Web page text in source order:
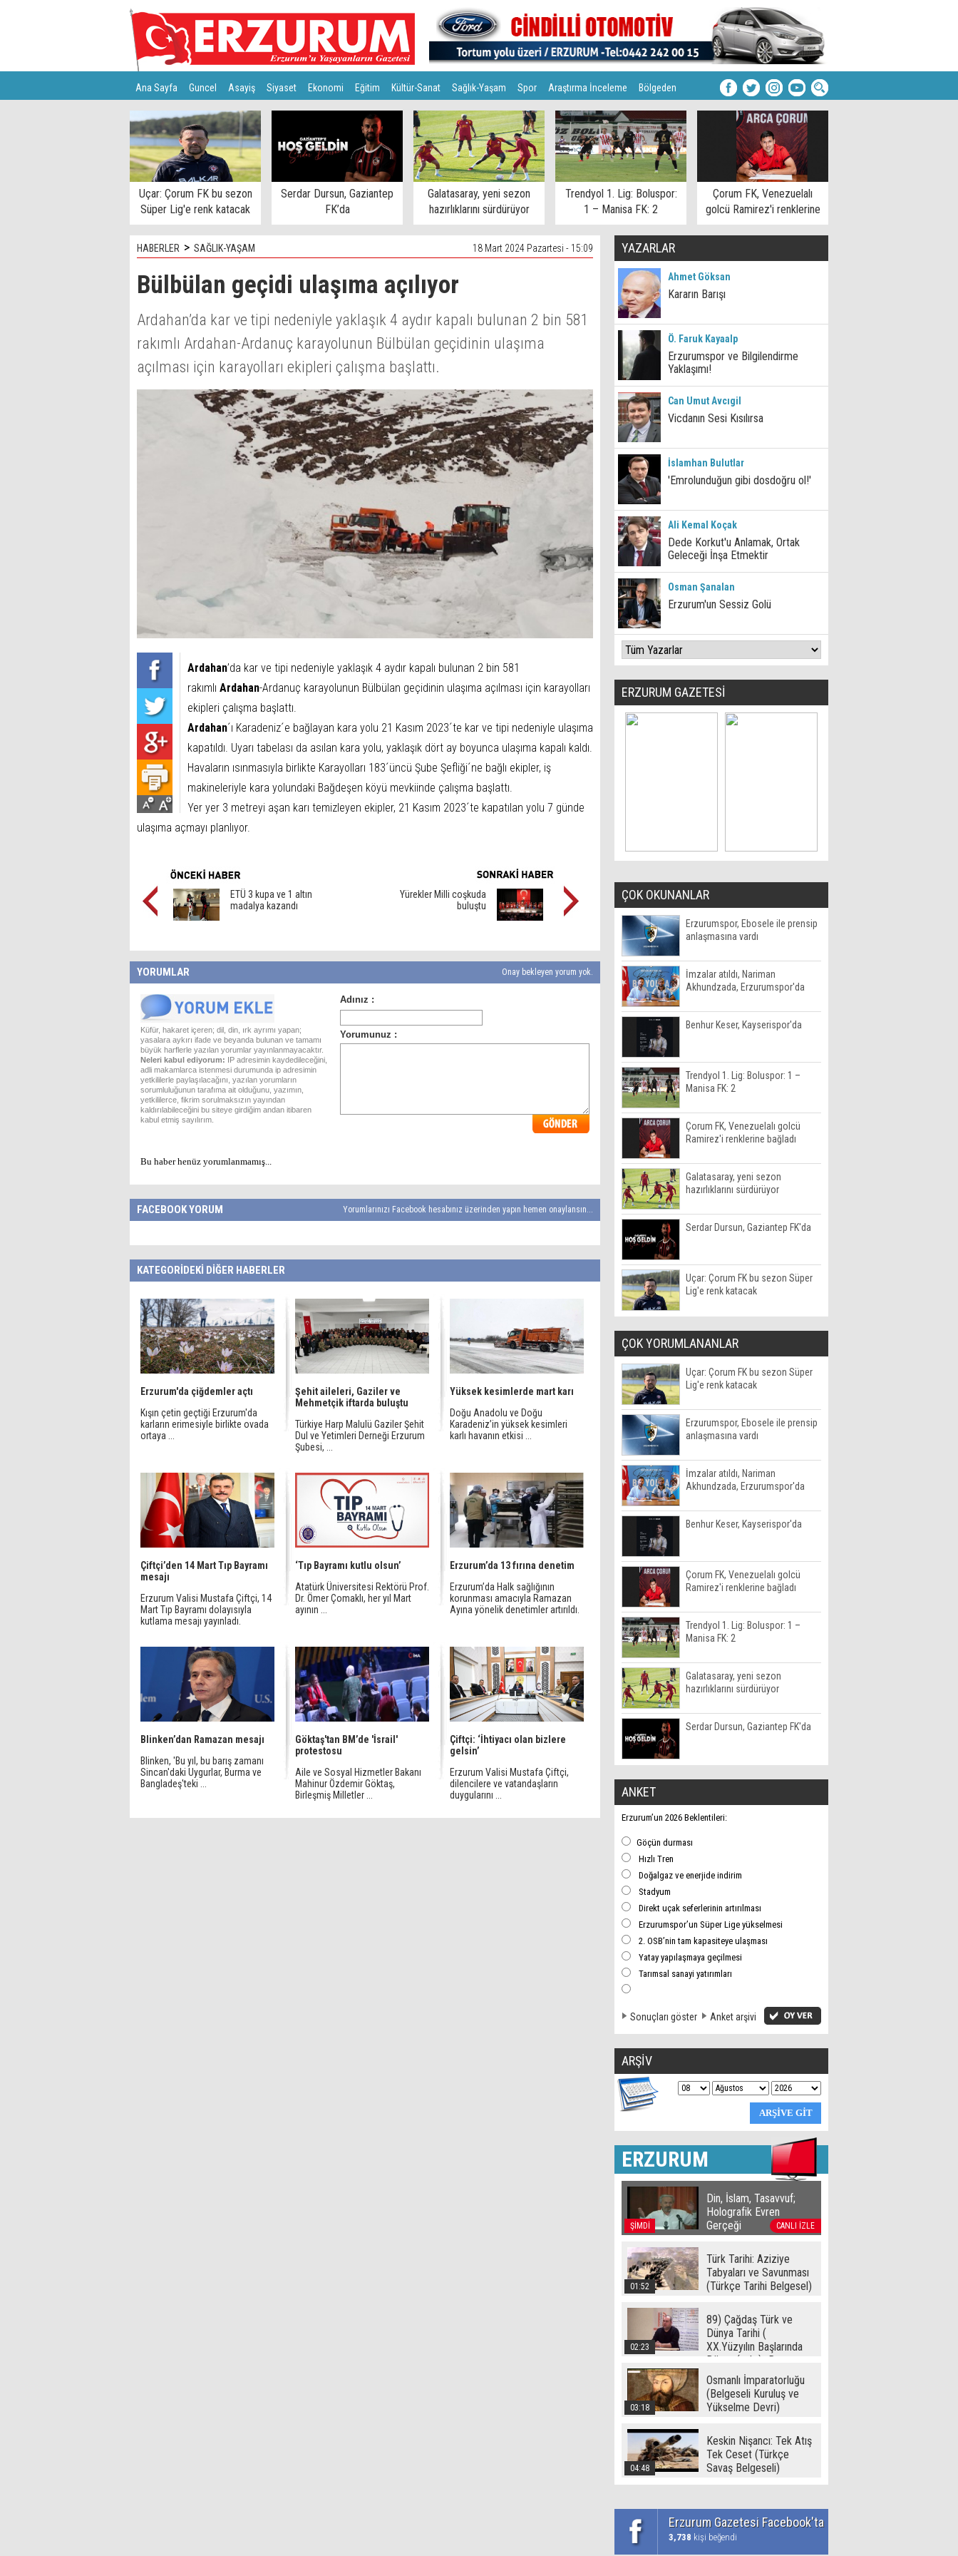
Ana Sayfa Guncel Asayiş Siyaset Ekonomi Eğitim Kültür-Sanat Sağlık-Yaşam Spor Araştırma İnceleme Bölgeden
Türkiye Teknoloji
Uçar: Çorum FK bu sezon
Süper Lig'e renk katacak
Serdar Dursun, Gaziantep
FK’da
Galatasaray, yeni sezon
hazırlıklarını sürdürüyor
Trendyol 1. Lig: Boluspor:
1 – Manisa FK: 2
Çorum FK, Venezuelalı
golcü Ramirez'i renklerine
bağladı
HABERLER > SAĞLIK-YAŞAM 18 Mart 2024 Pazartesi - 15:09
Bülbülan geçidi ulaşıma açılıyor
Ardahan’da kar ve tipi nedeniyle yaklaşık 4 aydır kapalı bulunan 2 bin 581
rakımlı Ardahan-Ardanuç karayolunun Bülbülan geçidinin ulaşıma
açılması için karayolları ekipleri çalışma başlattı.
Ardahan’da kar ve tipi nedeniyle yaklaşık 4 aydır kapalı bulunan 2 bin 581
rakımlı Ardahan-Ardanuç karayolunun Bülbülan geçidinin ulaşıma açılması için karayolları
ekipleri çalışma başlattı.
Ardahan´ı Karadeniz´e bağlayan kara yolu 21 Kasım 2023´te kar ve tipi nedeniyle ulaşıma
kapatıldı. Uyarı tabelası da asılan kara yolu, yaklaşık dört ay boyunca ulaşıma kapalı kaldı.
Havaların ısınmasıyla birlikte Karayolları 183´üncü Şube Şefliği´ne bağlı ekipler, iş
makineleriyle kara yolundaki Bağdeşen köyü mevkiinde çalışma başlattı.
Yer yer 3 metreyi aşan karı temizleyen ekipler, 21 Kasım 2023´te kapatılan yolu 7 günde
ulaşıma açmayı planlıyor.
ETÜ 3 kupa ve 1 altın
madalya kazandı
Yürekler Milli coşkuda
buluştu
YORUMLAR Onay bekleyen yorum yok.
Küfür, hakaret içeren; dil, din, ırk ayrımı yapan;
yasalara aykırı ifade ve beyanda bulunan ve tamamı
büyük harflerle yazılan yorumlar yayınlanmayacaktır.
Neleri kabul ediyorum: IP adresimin kaydedileceğini,
adli makamlarca istenmesi durumunda ip adresimin
yetkililerle paylaşılacağını, yazılan yorumların
sorumluluğunun tarafıma ait olduğunu, yazımın,
yetkililerce, fikrim sorulmaksızın yayından
kaldırılabileceğini bu siteye girdiğim andan itibaren
kabul etmiş sayılırım.
Bu haber henüz yorumlanmamış...
FACEBOOK YORUM Yorumlarınızı Facebook hesabınız üzerinden yapın hemen onaylansın...
KATEGORİDEKİ DİĞER HABERLER
Erzurum'da çiğdemler açtı
Kışın çetin geçtiği Erzurum'da
karların erimesiyle birlikte ovada
ortaya ...
Şehit aileleri, Gaziler ve
Mehmetçik iftarda buluştu
Türkiye Harp Malulü Gaziler Şehit
Dul ve Yetimleri Derneği Erzurum
Şubesi, ...
Yüksek kesimlerde mart karı
Doğu Anadolu ve Doğu
Karadeniz’in yüksek kesimleri
karlı havanın etkisi ...
Çiftçi’den 14 Mart Tıp Bayramı
mesajı
Erzurum Valisi Mustafa Çiftçi, 14
Mart Tıp Bayramı dolayısıyla
kutlama mesajı yayınladı.
‘Tıp Bayramı kutlu olsun’
Atatürk Üniversitesi Rektörü Prof.
Dr. Ömer Çomaklı, her yıl Mart
ayının ...
Erzurum’da 13 fırına denetim
Erzurum’da Halk sağlığının
korunması amacıyla Ramazan
Ayına yönelik denetimler artırıldı.
Blinken’dan Ramazan mesajı
Blinken, 'Bu yıl, bu barış zamanı
Sincan'daki Uygurlar, Burma ve
Bangladeş'teki ...
Göktaş'tan BM’de 'İsrail'
protestosu
Aile ve Sosyal Hizmetler Bakanı
Mahinur Özdemir Göktaş,
Birleşmiş Milletler ...
Çiftçi: ‘İhtiyacı olan bizlere
gelsin’
Erzurum Valisi Mustafa Çiftçi,
dilencilere ve vatandaşların
duygularını ...
YAZARLAR
Ahmet Göksan
Kararın Barışı
Ö. Faruk Kayaalp
Erzurumspor ve Bilgilendirme
Yaklaşımı!
Can Umut Avcıgil
Vicdanın Sesi Kısılırsa
İslamhan Bulutlar
'Emrolunduğun gibi dosdoğru ol!'
Ali Kemal Koçak
Dede Korkut'u Anlamak, Ortak
Geleceği İnşa Etmektir
Osman Şanalan
Erzurum'un Sessiz Golü
ERZURUM GAZETESİ
ÇOK OKUNANLAR
Erzurumspor, Ebosele ile prensip
anlaşmasına vardı
İmzalar atıldı, Nariman
Akhundzada, Erzurumspor'da
Benhur Keser, Kayserispor'da
Trendyol 1. Lig: Boluspor: 1 –
Manisa FK: 2
Çorum FK, Venezuelalı golcü
Ramirez'i renklerine bağladı
Galatasaray, yeni sezon
hazırlıklarını sürdürüyor
Serdar Dursun, Gaziantep FK'da
Uçar: Çorum FK bu sezon Süper
Lig'e renk katacak
ÇOK YORUMLANANLAR
Uçar: Çorum FK bu sezon Süper
Lig'e renk katacak
Erzurumspor, Ebosele ile prensip
anlaşmasına vardı
İmzalar atıldı, Nariman
Akhundzada, Erzurumspor'da
Benhur Keser, Kayserispor'da
Çorum FK, Venezuelalı golcü
Ramirez'i renklerine bağladı
Trendyol 1. Lig: Boluspor: 1 –
Manisa FK: 2
Galatasaray, yeni sezon
hazırlıklarını sürdürüyor
Serdar Dursun, Gaziantep FK'da
ANKET
Erzurum’un 2026 Beklentileri:
Göçün durması
Hızlı Tren
Doğalgaz ve enerjide indirim
Stadyum
Direkt uçak seferlerinin artırılması
Erzurumspor’un Süper Lige yükselmesi
2. OSB’nin tam kapasiteye ulaşması
Yatay yapılaşmaya geçilmesi
Tarımsal sanayi yatırımları
Sonuçları göster Anket arşivi
ARŞİV
ERZURUM
ŞİMDİ CANLI İZLE
Din, İslam, Tasavvuf;
Holografik Evren
Gerçeği
01:52
Türk Tarihi: Aziziye
Tabyaları ve Savunması
(Türkçe Tarihi Belgesel)
02:23
89) Çağdaş Türk ve
Dünya Tarihi (
XX.Yüzyılın Başlarında
Dünya ( - I -) -Ramazan
Yetgin (2017)
03:18
Osmanlı İmparatorluğu
(Belgeseli Kuruluş ve
Yükselme Devri)
04:48
Keskin Nişancı: Tek Atış
Tek Ceset (Türkçe
Savaş Belgeseli)
Erzurum Gazetesi Facebook'ta
3,738 kişi beğendi